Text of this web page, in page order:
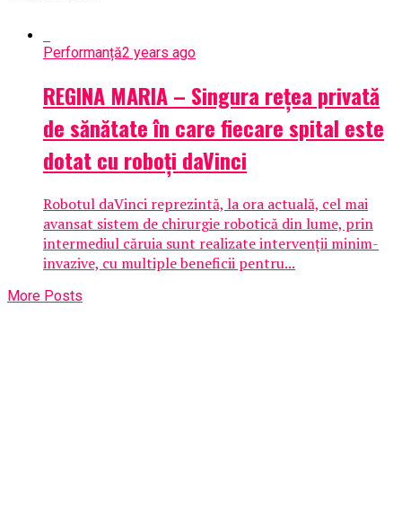
Performanță2 years ago
REGINA MARIA – Singura rețea privată
de sănătate în care fiecare spital este
dotat cu roboți daVinci
Robotul daVinci reprezintă, la ora actuală, cel mai
avansat sistem de chirurgie robotică din lume, prin
intermediul căruia sunt realizate intervenții minim-
invazive, cu multiple beneficii pentru...
More Posts